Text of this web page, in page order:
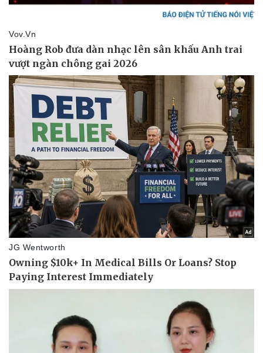
Pháp luật
Vụ án
Tin nóng
Tư vấn luật
Quân sự - Quốc phòng
Vũ khí
Việt Nam
Phân tích